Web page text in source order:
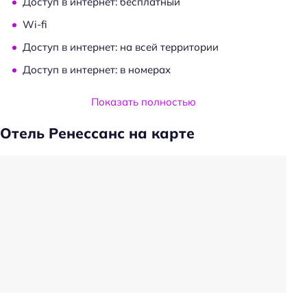
Wi-fi
Доступ в интернет: на всей территории
Доступ в интернет: в номерах
Услуги и удобстваПоказать полностью
Отель Ренессанс на карте